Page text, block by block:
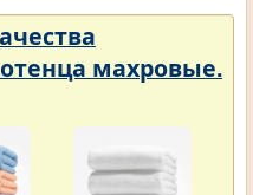
махровые.